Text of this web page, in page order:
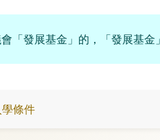
「發展基金」的，「發展基金
條件